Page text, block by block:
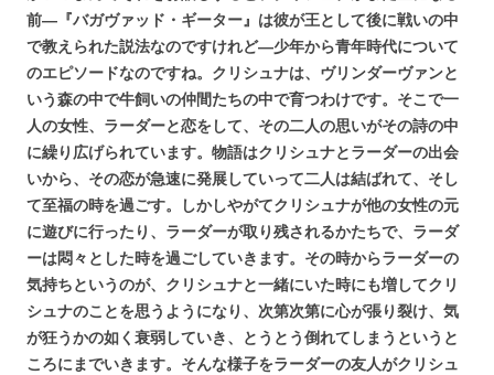
前―『バガヴァッド・ギーター』は彼が王として後に戦いの中
で教えられた説法なのですけれど―少年から青年時代について
のエピソードなのですね。クリシュナは、ヴリンダーヴァンと
いう森の中で牛飼いの仲間たちの中で育つわけです。そこで一
人の女性、ラーダーと恋をして、その二人の思いがその詩の中
に繰り広げられています。物語はクリシュナとラーダーの出会
いから、その恋が急速に発展していって二人は結ばれて、そし
て至福の時を過ごす。しかしやがてクリシュナが他の女性の元
に遊びに行ったり、ラーダーが取り残されるかたちで、ラーダ
ーは悶々とした時を過ごしていきます。その時からラーダーの
気持ちというのが、クリシュナと一緒にいた時にも増してクリ
シュナのことを思うようになり、次第次第に心が張り裂け、気
が狂うかの如く衰弱していき、とうとう倒れてしまうというと
ころにまでいきます。そんな様子をラーダーの友人がクリシュ